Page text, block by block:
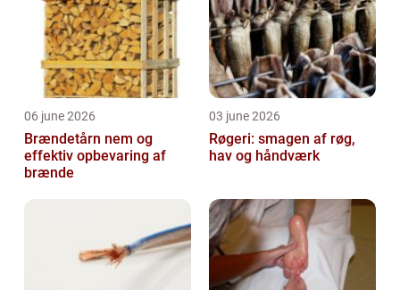
06 june 2026
Brændetårn nem og
effektiv opbevaring af
brænde
03 june 2026
Røgeri: smagen af røg,
hav og håndværk